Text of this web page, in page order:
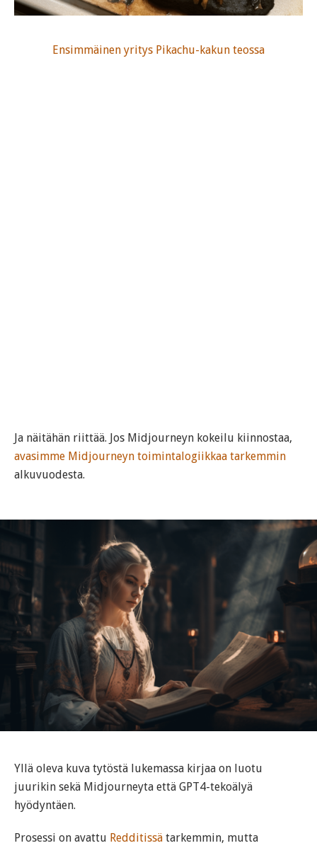
Ensimmäinen yritys Pikachu-kakun teossa
Ja näitähän riittää. Jos Midjourneyn kokeilu kiinnostaa,
avasimme Midjourneyn toimintalogiikkaa tarkemmin
alkuvuodesta.
Yllä oleva kuva tytöstä lukemassa kirjaa on luotu
juurikin sekä Midjourneyta että GPT4-tekoälyä
hyödyntäen.
Prosessi on avattu Redditissä tarkemmin, mutta